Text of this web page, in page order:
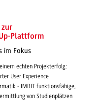
zur
Plattform
im Fokus
echten Projekterfolg:
User Experience
- IMBIT funktionsfähige,
von Studienplätzen